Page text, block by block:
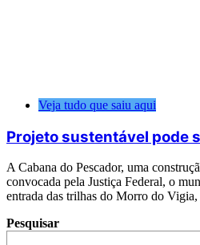
Veja tudo que saiu aqui
Projeto sustentável pode
A Cabana do Pescador, uma
convocada pela Justiça Federal, o
entrada das trilhas do Morro do
Pesquisar